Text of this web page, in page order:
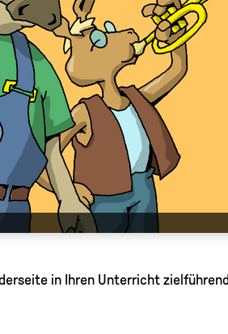
in Ihren Unterricht